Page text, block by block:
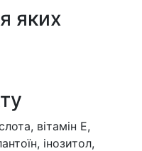
яких
вітамін Е,
інозитол,